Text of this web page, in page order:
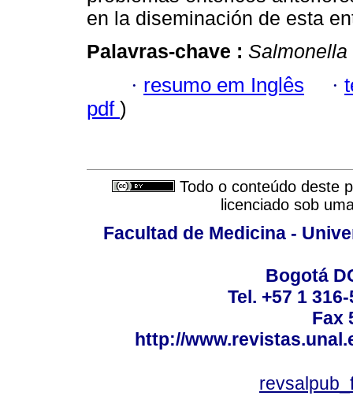
en la diseminación de esta
Palavras-chave :
· resumo em Inglês ·
pdf )
Todo o conteúdo deste
licenciado sob
Facultad de Medicina -
Bogotá
Tel. +57 1
Fax
http://